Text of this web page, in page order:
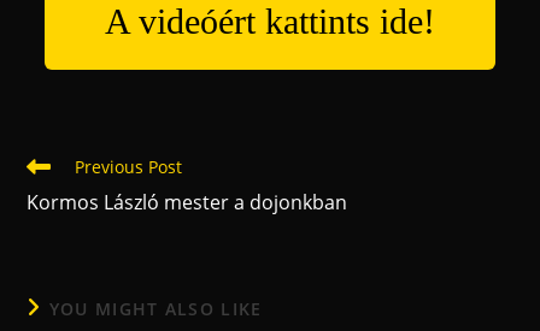
A videóért kattints ide!
Previous Post
Kormos László mester a dojonkban
YOU MIGHT ALSO LIKE